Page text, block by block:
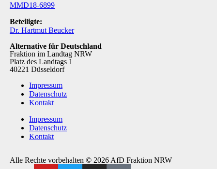
MMD18-6899
Beteiligte:
Dr. Hartmut Beucker
Alternative für Deutschland
Fraktion im Landtag NRW
Platz des Landtags 1
40221 Düsseldorf
Impressum
Datenschutz
Kontakt
Impressum
Datenschutz
Kontakt
Alle Rechte vorbehalten © 2026 AfD Fraktion NRW